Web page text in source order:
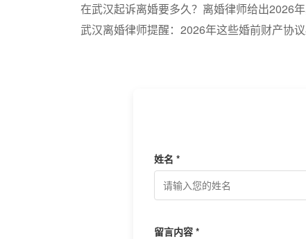
在武汉起诉离婚要多久？离婚律师给出2026
武汉离婚律师提醒：2026年这些婚前财产协
姓名 *
留言内容 *